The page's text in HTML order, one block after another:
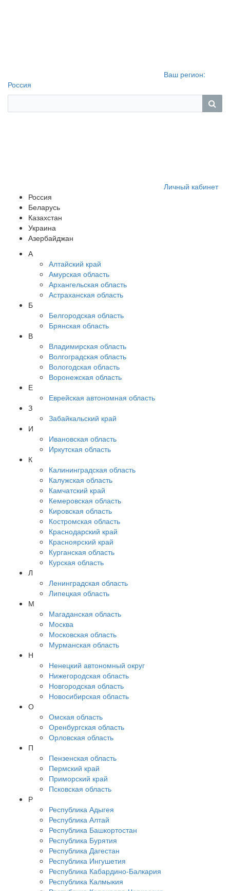
Ваш регион:
Россия
Личный кабинет
Россия
Беларусь
Казахстан
Украина
Азербайджан
А
Алтайский край
Амурская область
Архангельская область
Астраханская область
Б
Белгородская область
Брянская область
В
Владимирская область
Волгоградская область
Вологодская область
Воронежская область
Е
Еврейская автономная область
З
Забайкальский край
И
Ивановская область
Иркутская область
К
Калининградская область
Калужская область
Камчатский край
Кемеровская область
Кировская область
Костромская область
Краснодарский край
Красноярский край
Курганская область
Курская область
Л
Ленинградская область
Липецкая область
М
Магаданская область
Москва
Московская область
Мурманская область
Н
Ненецкий автономный округ
Нижегородская область
Новгородская область
Новосибирская область
О
Омская область
Оренбургская область
Орловская область
П
Пензенская область
Пермский край
Приморский край
Псковская область
Р
Республика Адыгея
Республика Алтай
Республика Башкортостан
Республика Бурятия
Республика Дагестан
Республика Ингушетия
Республика Кабардино-Балкария
Республика Калмыкия